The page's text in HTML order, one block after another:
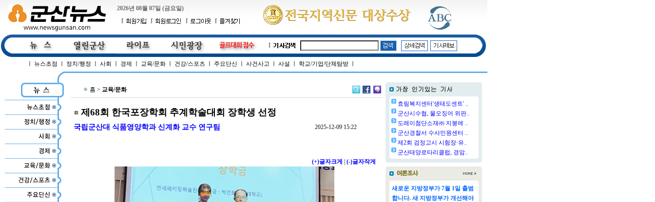
2026년 08월 07일 (금요일)
뉴스초점 정치/행정 사회 경제 교육/문화 건강/스포츠 주요단신 사건사고 사설 학교/기업/단체탐방
홈 > 교육/문화
제68회 한국포장학회 추계학술대회 장학생 선정
국립군산대 식품영양학과 신계화 교수 연구팀 2025-12-09 15:22
(+)글자크게 (-)글자작게
효림복지센터'생태도센트' ..
군산시수협, 물오징어 위판..
도레이첨단소재㈜ 지붕에 ..
군산경찰서 수사민원센터 ..
제2회 검정고시 시험장·유..
군산태양로타리클럽, 경암..
새로운 지방정부가 7월 1일 출범
합니다. 새 지방정부가 개선해야